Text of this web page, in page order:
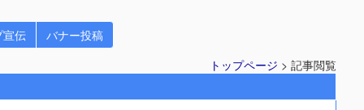
伝
バナー投稿
トップページ > 記事閲覧